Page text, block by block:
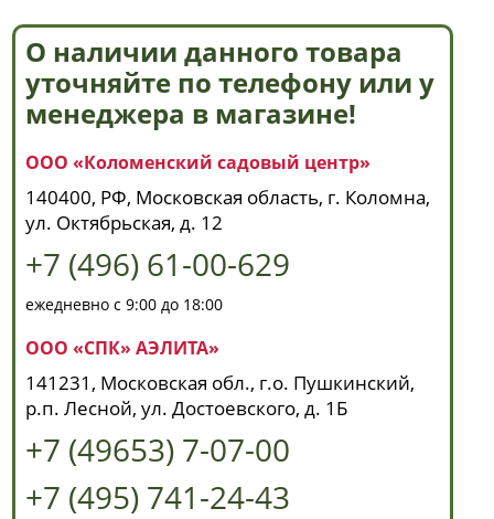
О наличии данного товара
уточняйте по телефону или у
менеджера в магазине!
ООО «Коломенский садовый центр»
140400, РФ, Московская область, г. Коломна,
ул. Октябрьская, д. 12
+7 (496) 61-00-629
ежедневно с 9:00 до 18:00
ООО «СПК» АЭЛИТА»
141231, Московская обл., г.о. Пушкинский,
р.п. Лесной, ул. Достоевского, д. 1Б
+7 (49653) 7-07-00
+7 (495) 741-24-43